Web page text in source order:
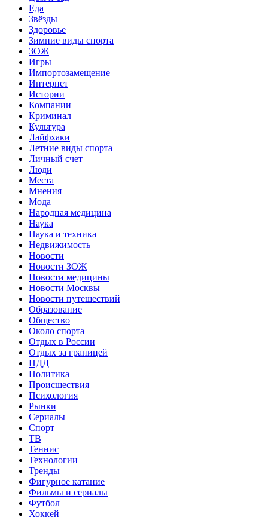
Еда
Звёзды
Здоровье
Зимние виды спорта
ЗОЖ
Игры
Импортозамещение
Интернет
Истории
Компании
Криминал
Культура
Лайфхаки
Летние виды спорта
Личный счет
Люди
Места
Мнения
Мода
Народная медицина
Наука
Наука и техника
Недвижимость
Новости
Новости ЗОЖ
Новости медицины
Новости Москвы
Новости путешествий
Образование
Общество
Около спорта
Отдых в России
Отдых за границей
ПДД
Политика
Происшествия
Психология
Рынки
Сериалы
Спорт
ТВ
Теннис
Технологии
Тренды
Фигурное катание
Фильмы и сериалы
Футбол
Хоккей